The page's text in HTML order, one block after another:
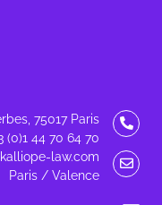
75017 Paris
(0)1 44 70 64 70
law.com
Paris / Valence